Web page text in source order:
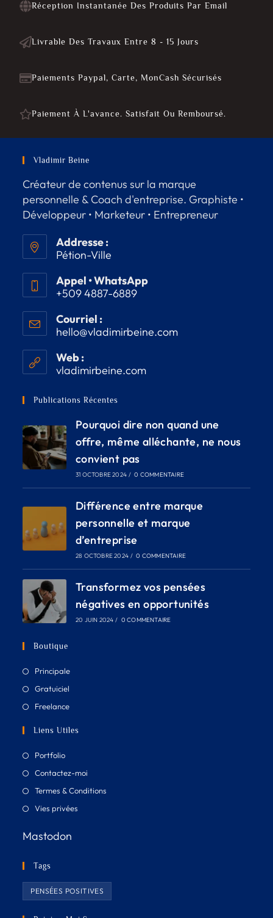
Réception Instantanée Des Produits Par Email
Livrable Des Travaux Entre 8 - 15 Jours
Paiements Paypal, Carte, MonCash Sécurisés
Paiement À L'avance. Satisfait Ou Remboursé.
Vladimir Beine
Créateur de contenus sur la marque
personnelle & Coach d'entreprise. Graphiste •
Développeur • Marketeur • Entrepreneur
Addresse :
Pétion-Ville
Appel • WhatsApp
+509 4887-6889
Courriel :
hello@vladimirbeine.com
Web :
vladimirbeine.com
Publications Récentes
Pourquoi dire non quand une
offre, même alléchante, ne nous
convient pas
31 OCTOBRE 2024 / 0 COMMENTAIRE
Différence entre marque
personnelle et marque
d’entreprise
28 OCTOBRE 2024 / 0 COMMENTAIRE
Transformez vos pensées
négatives en opportunités
20 JUIN 2024 / 0 COMMENTAIRE
Boutique
Principale
Gratuiciel
Freelance
Liens Utiles
Portfolio
Contactez-moi
Termes & Conditions
Vies privées
Mastodon
Tags
PENSÉES POSITIVES